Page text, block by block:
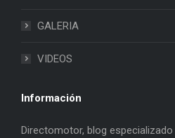
GALERIA
VIDEOS
Información
Directomotor, blog